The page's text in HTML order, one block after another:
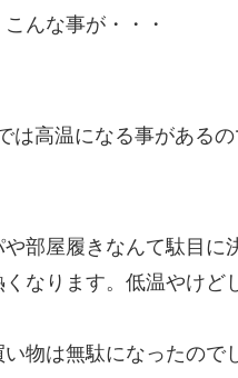
んな事が・・・
は高温になる事がある
部屋履きなんて駄目に
なります。低温やけど
物は無駄になったので